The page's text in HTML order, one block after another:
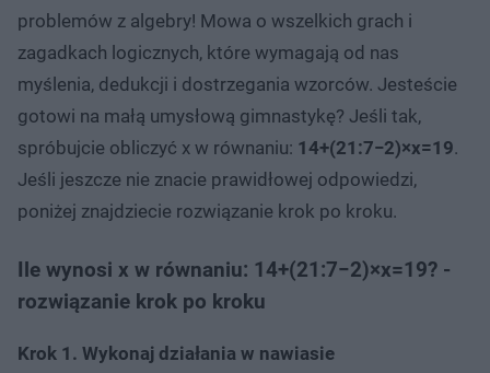
problemów z algebry! Mowa o wszelkich grach i
zagadkach logicznych, które wymagają od nas
myślenia, dedukcji i dostrzegania wzorców. Jesteście
gotowi na małą umysłową gimnastykę? Jeśli tak,
spróbujcie obliczyć x w równaniu: 14+(21:7−2)×x=19.
Jeśli jeszcze nie znacie prawidłowej odpowiedzi,
poniżej znajdziecie rozwiązanie krok po kroku.
Ile wynosi x w równaniu: 14+(21:7−2)×x=19? -
rozwiązanie krok po kroku
Krok 1. Wykonaj działania w nawiasie